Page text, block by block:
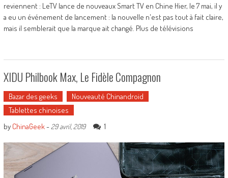
reviennent : LeTV lance de nouveaux Smart TV en Chine Hier, le 7 mai, il y
a eu un événement de lancement : la nouvelle n'est pas tout à fait claire,
mais il semblerait que la marque ait changé. Plus de télévisions
XIDU Philbook Max, Le Fidèle Compagnon
Bazar des geeks
Nouveauté Chinandroid
Tablettes chinoises
by ChinaGeek- 29 avril, 2019 1